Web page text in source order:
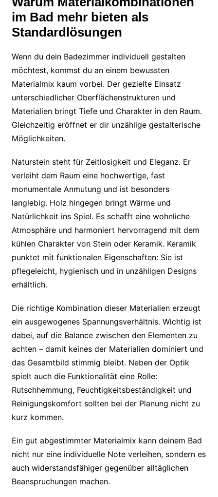
im Bad mehr bieten als
Standardlösungen
Wenn du dein Badezimmer individuell gestalten
möchtest, kommst du an einem bewussten
Materialmix kaum vorbei. Der gezielte Einsatz
unterschiedlicher Oberflächenstrukturen und
Materialien bringt Tiefe und Charakter in den Raum.
Gleichzeitig eröffnet er dir unzählige gestalterische
Möglichkeiten.
Naturstein steht für Zeitlosigkeit und Eleganz. Er
verleiht dem Raum eine hochwertige, fast
monumentale Anmutung und ist besonders
langlebig. Holz hingegen bringt Wärme und
Natürlichkeit ins Spiel. Es schafft eine wohnliche
Atmosphäre und harmoniert hervorragend mit dem
kühlen Charakter von Stein oder Keramik. Keramik
punktet mit funktionalen Eigenschaften: Sie ist
pflegeleicht, hygienisch und in unzähligen Designs
erhältlich.
Die richtige Kombination dieser Materialien erzeugt
ein ausgewogenes Spannungsverhältnis. Wichtig ist
dabei, auf die Balance zwischen den Elementen zu
achten – damit keines der Materialien dominiert und
das Gesamtbild stimmig bleibt. Neben der Optik
spielt auch die Funktionalität eine Rolle:
Rutschhemmung, Feuchtigkeitsbeständigkeit und
Reinigungskomfort sollten bei der Planung nicht zu
kurz kommen.
Ein gut abgestimmter Materialmix kann deinem Bad
nicht nur eine individuelle Note verleihen, sondern es
auch widerstandsfähiger gegenüber alltäglichen
Beanspruchungen machen.